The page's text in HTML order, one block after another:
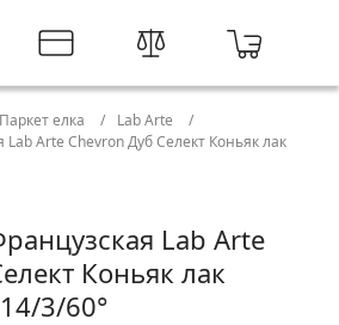
Паркет елка
Lab Arte
Arte Chevron Дуб Селект Коньяк лак
Lab Arte
Коньяк лак
3/60°